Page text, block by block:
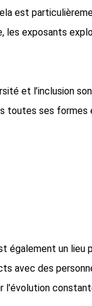
est
les exposants
et l’inclusion
toutes ses formes
également un lieu
avec des
l'évolution